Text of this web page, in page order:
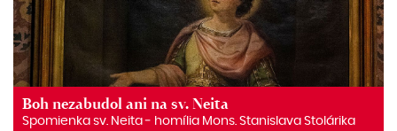
Boh nezabudol ani na sv. Neita
Spomienka sv. Neita ‒ homília Mons. Stanislava Stolárika